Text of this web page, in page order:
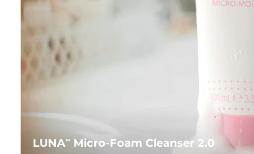
LUNATMMicro-Foam Cleanser 2.0